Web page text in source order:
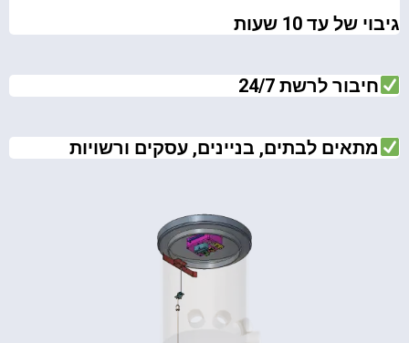
גיבוי של עד 10 שעות
חיבור לרשת 24/7
מתאים לבתים, בניינים, עסקים ורשויות